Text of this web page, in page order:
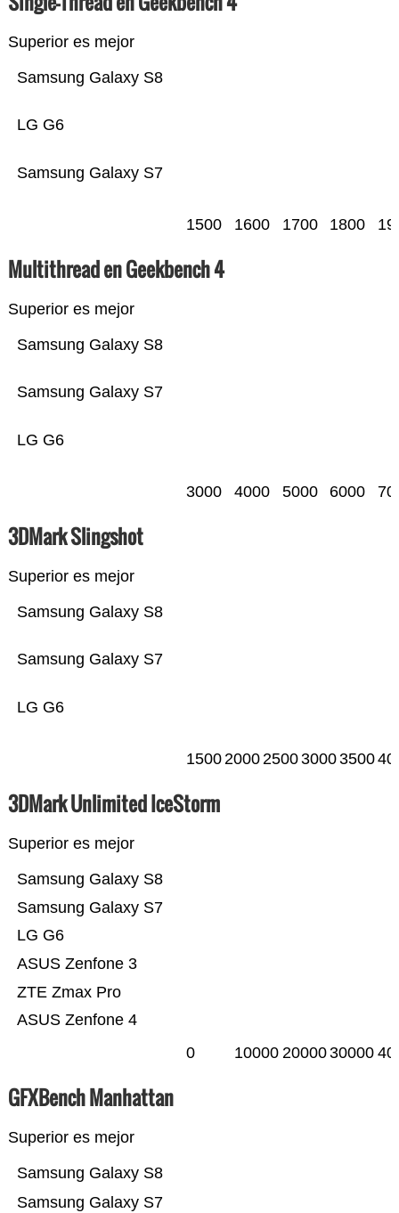
Superior es mejor
Samsung Galaxy S7
LG G6
Samsung Galaxy S8
1500 1600 1700 1800
Multithread en Geekbench 4
Superior es mejor
LG G6
Samsung Galaxy S7
Samsung Galaxy S8
3000 4000 5000 6000
3DMark Slingshot
Superior es mejor
LG G6
Samsung Galaxy S7
Samsung Galaxy S8
15002000250030003500
3DMark Unlimited IceStorm
Superior es mejor
ASUS Zenfone 4
ZTE Zmax Pro
ASUS Zenfone 3
LG G6
Samsung Galaxy S7
Samsung Galaxy S8
0 10000 2000030000
GFXBench Manhattan
Superior es mejor
Samsung Galaxy S7
Samsung Galaxy S8